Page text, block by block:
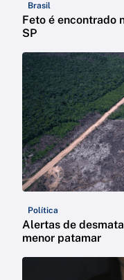
Brasil
Feto é encontrado
SP
Política
Alertas de
menor patamar